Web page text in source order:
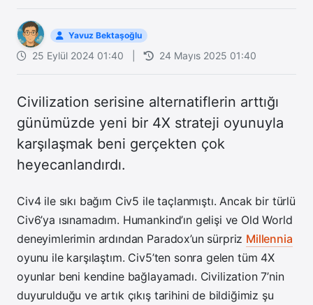
Yavuz Bektaşoğlu
25 Eylül 2024 01:40 24 Mayıs 2025 01:40
Civilization serisine alternatiflerin arttığı
günümüzde yeni bir 4X strateji oyunuyla
karşılaşmak beni gerçekten çok
heyecanlandırdı.
Civ4 ile sıkı bağım Civ5 ile taçlanmıştı. Ancak bir türlü
Civ6’ya ısınamadım. Humankind’ın gelişi ve Old World
deneyimlerimin ardından Paradox’un sürpriz Millennia
oyunu ile karşılaştım. Civ5’ten sonra gelen tüm 4X
oyunlar beni kendine bağlayamadı. Civilization 7’nin
duyurulduğu ve artık çıkış tarihini de bildiğimiz şu